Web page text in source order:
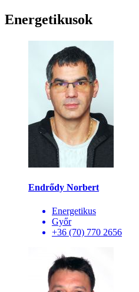
Energetikusok
Endrődy Norbert
Energetikus
Győr
+36 (70) 770 2656